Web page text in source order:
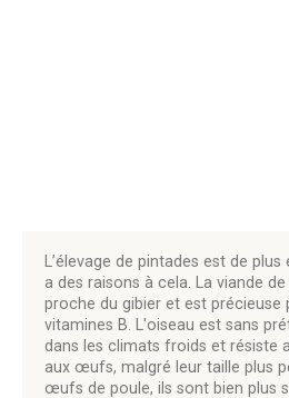
L’élevage de pintades est de
a des raisons à cela. La viande
proche du gibier et est précieuse
vitamines B. L'oiseau est sans
dans les climats froids et résiste
aux œufs, malgré leur taille plus
œufs de poule, ils sont bien plus